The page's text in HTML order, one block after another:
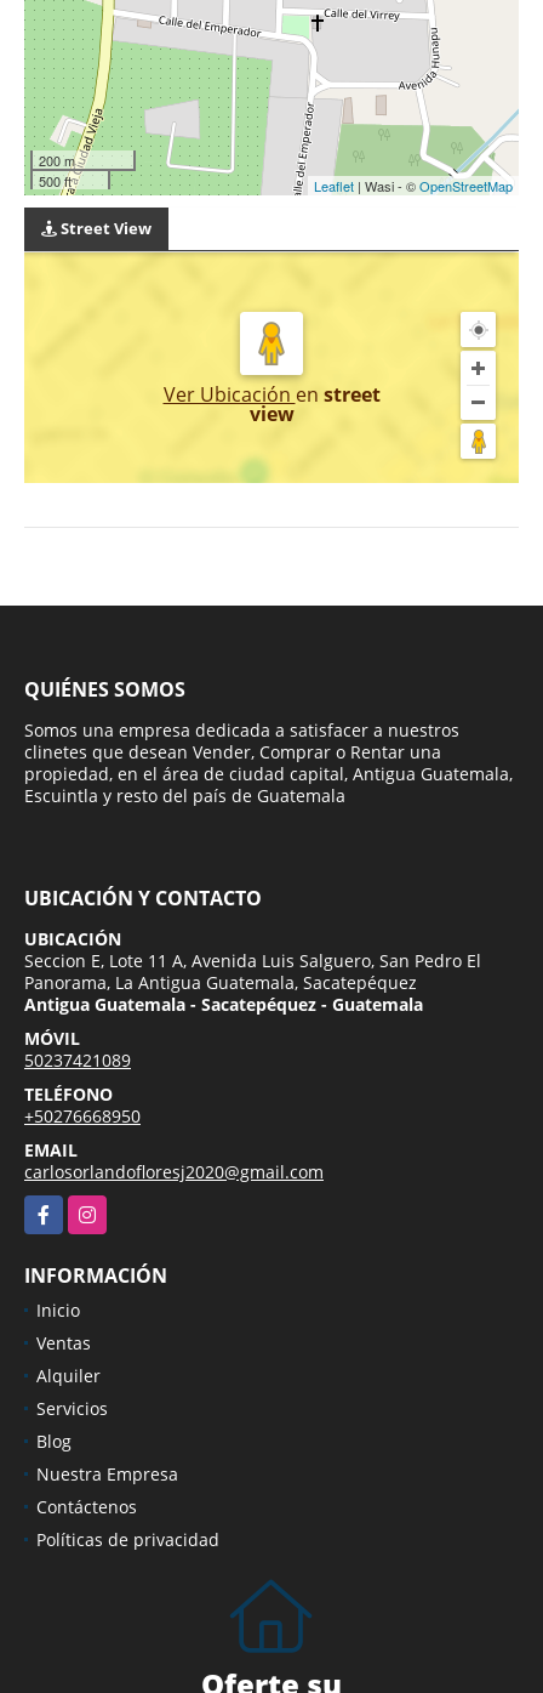
200 m
500 ft
Leaflet | Wasi - ©OpenStreetMap
Street View
Ver Ubicación en street
view
QUIÉNES SOMOS
Somos una empresa dedicada a satisfacer a nuestros
clinetes que desean Vender, Comprar o Rentar una
propiedad, en el área de ciudad capital, Antigua Guatemala,
Escuintla y resto del país de Guatemala
UBICACIÓN Y CONTACTO
UBICACIÓN
Seccion E, Lote 11 A, Avenida Luis Salguero, San Pedro El
Panorama, La Antigua Guatemala, Sacatepéquez
Antigua Guatemala - Sacatepéquez - Guatemala
MÓVIL
50237421089
TELÉFONO
+50276668950
EMAIL
carlosorlandofloresj2020@gmail.com
FacebookInstagram
INFORMACIÓN
Inicio
Ventas
Alquiler
Servicios
Blog
Nuestra Empresa
Contáctenos
Políticas de privacidad
Oferte su